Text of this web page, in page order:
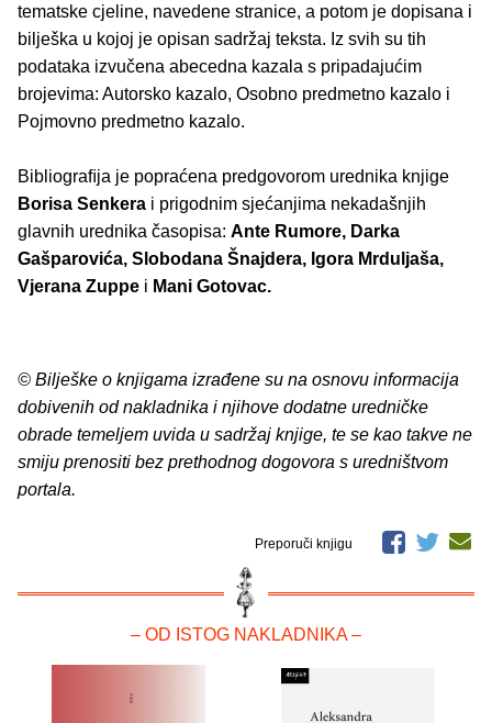
tematske cjeline, navedene stranice, a potom je dopisana i
bilješka u kojoj je opisan sadržaj teksta. Iz svih su tih
podataka izvučena abecedna kazala s pripadajućim
brojevima: Autorsko kazalo, Osobno predmetno kazalo i
Pojmovno predmetno kazalo.
Bibliograﬁja je popraćena predgovorom urednika knjige
Borisa Senkera i prigodnim sjećanjima nekadašnjih
glavnih urednika časopisa: Ante Rumore, Darka
Gašparovića, Slobodana Šnajdera, Igora Mrduljaša,
Vjerana Zuppe i Mani Gotovac.
© Bilješke o knjigama izrađene su na osnovu informacija
dobivenih od nakladnika i njihove dodatne uredničke
obrade temeljem uvida u sadržaj knjige, te se kao takve ne
smiju prenositi bez prethodnog dogovora s uredništvom
portala.
Preporuči knjigu
– OD ISTOG NAKLADNIKA –